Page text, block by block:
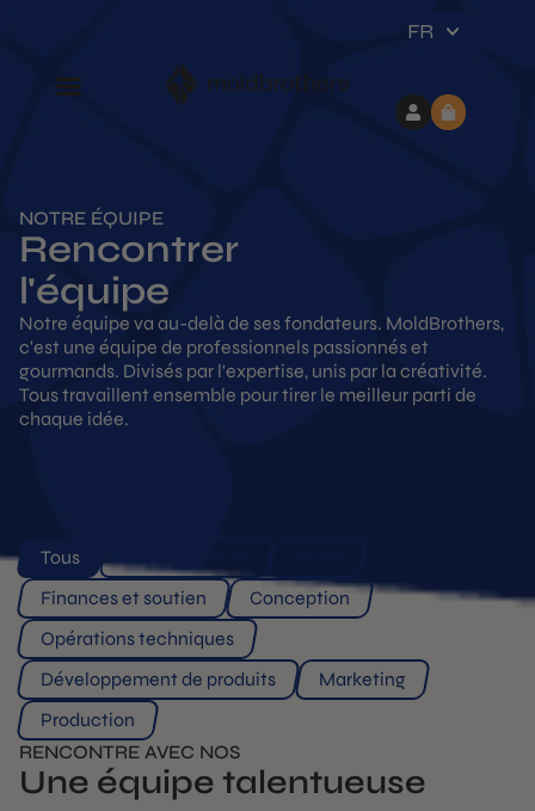
FR
NOTRE ÉQUIPE
Rencontrer
l'équipe
Notre équipe va au-delà de ses fondateurs. MoldBrothers,
c'est une équipe de professionnels passionnés et
gourmands. Divisés par l'expertise, unis par la créativité.
Tous travaillent ensemble pour tirer le meilleur parti de
chaque idée.
Tous
Finances et soutien
Conception
Opérations techniques
Développement de produits
Marketing
Production
RENCONTRE AVEC NOS
Une équipe talentueuse